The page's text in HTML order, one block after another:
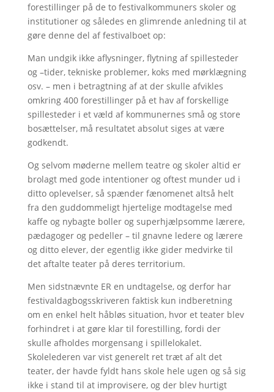
forestillinger på de to festivalkommuners skoler og
institutioner og således en glimrende anledning til at
gøre denne del af festivalboet op:
Man undgik ikke aflysninger, flytning af spillesteder
og –tider, tekniske problemer, koks med mørklægning
osv. – men i betragtning af at der skulle afvikles
omkring 400 forestillinger på et hav af forskellige
spillesteder i et væld af kommunernes små og store
bosættelser, må resultatet absolut siges at være
godkendt.
Og selvom møderne mellem teatre og skoler altid er
brolagt med gode intentioner og oftest munder ud i
ditto oplevelser, så spænder fænomenet altså helt
fra den guddommeligt hjertelige modtagelse med
kaffe og nybagte boller og superhjælpsomme lærere,
pædagoger og pedeller – til gnavne ledere og lærere
og ditto elever, der egentlig ikke gider medvirke til
det aftalte teater på deres territorium.
Men sidstnævnte ER en undtagelse, og derfor har
festivaldagbogsskriveren faktisk kun indberetning
om en enkel helt håbløs situation, hvor et teater blev
forhindret i at gøre klar til forestilling, fordi der
skulle afholdes morgensang i spillelokalet.
Skolelederen var vist generelt ret træt af alt det
teater, der havde fyldt hans skole hele ugen og så sig
ikke i stand til at improvisere, og der blev hurtigt